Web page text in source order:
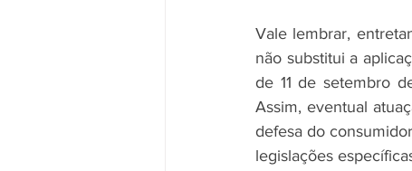
Vale lembrar,
não substitui a
de 11 de setembro
Assim, eventual
defesa do
legislações